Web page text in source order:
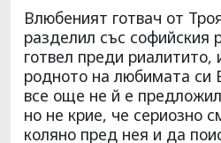
Влюбеният готвач от
разделил със софийския
готвел преди риалитито,
родното на любимата си
все още не й е
но не крие, че сериозно
коляно пред нея и да